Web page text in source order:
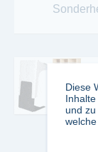
Diese
und